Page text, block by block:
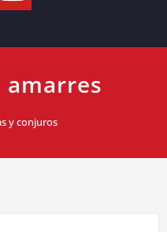
amarres
y conjuros